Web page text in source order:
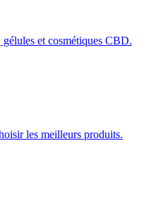
et cosmétiques CBD.
les meilleurs produits.